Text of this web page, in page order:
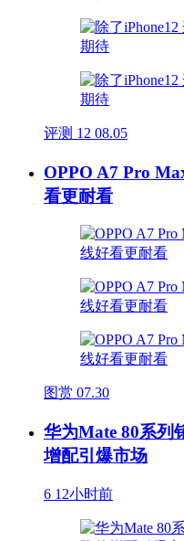
评测 12 08.05
OPPO A7 Pro
看更耐看
图赏 07.30
华为Mate 80系列
增配引爆市场
6 12小时前